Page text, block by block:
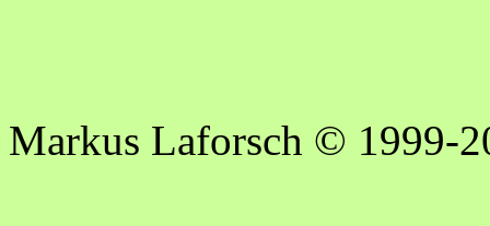
Markus Laforsch © 1999-